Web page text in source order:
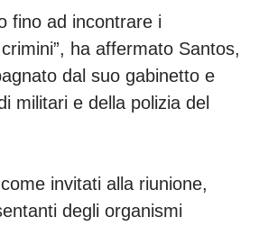
fino ad incontrare i
ha affermato Santos,
dal suo gabinetto e
militari e della polizia del
invitati alla riunione,
degli organismi